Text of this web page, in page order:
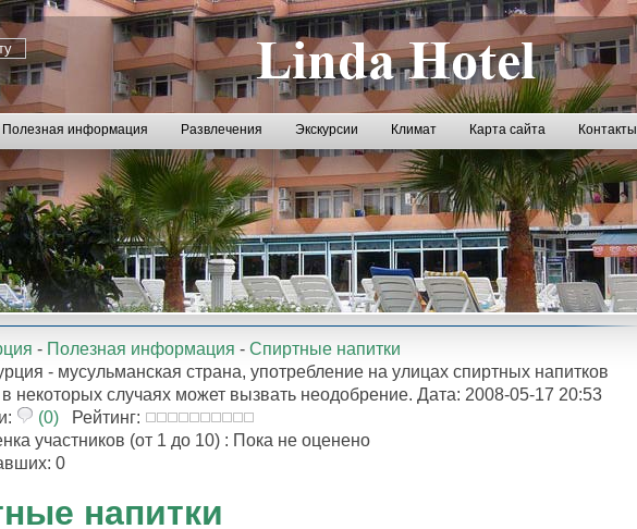
Полезная информация Развлечения Экскурсии Климат Карта сайта Контакты
- Полезная информация - Спиртные напитки
- мусульманская страна, употребление на улицах спиртных напитков
некоторых случаях может вызвать неодобрение. Дата: 2008-05-17 20:53
(0) Рейтинг:
участников (от 1 до 10) : Пока не оценено
0
напитки